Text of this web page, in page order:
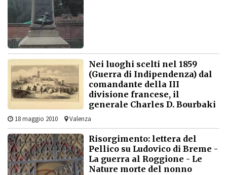
Nei luoghi scelti nel 1859
(Guerra di Indipendenza) dal
comandante della III
divisione francese, il
generale Charles D. Bourbaki
18 maggio 2010 Valenza
Risorgimento: lettera del
Pellico su Ludovico di Breme -
La guerra al Roggione - Le
Nature morte del nonno